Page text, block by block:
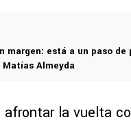
margen: está a un paso de
Almeyda
la vuelta